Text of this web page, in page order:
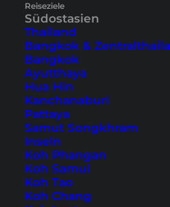
Reiseziele
Südostasien
Thailand
Bangkok &
Bangkok
Ayutthaya
Hua Hin
Kanchanaburi
Pattaya
Samut Songkhram
Inseln
Koh Phangan
Koh Samui
Koh Tao
Koh Chang
Tipps
In unserem
zahlreiche
und
decken alle Länder
Indonesien,
Kambodscha, Laos,
Stadtstaat